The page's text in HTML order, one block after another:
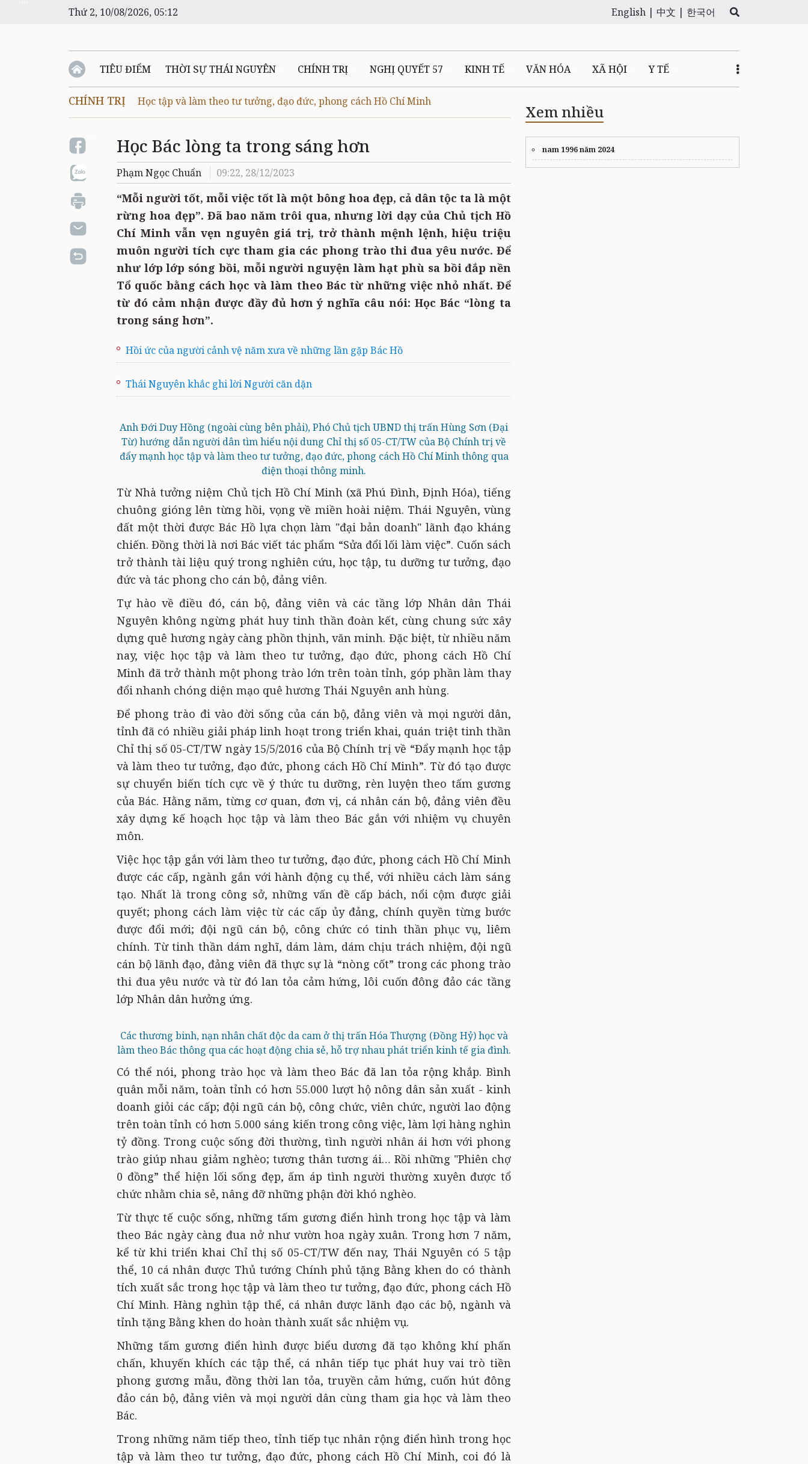
Thứ 2, 10/08/2026, 05:12 English | 中文 | 한국어
TIÊU ĐIỂM THỜI SỰ THÁI NGUYÊN CHÍNH TRỊ NGHỊ QUYẾT 57 KINH TẾ VĂN HÓA XÃ HỘI Y TẾ
CHÍNH TRỊ Học tập và làm theo tư tưởng, đạo đức, phong cách Hồ Chí Minh
Học Bác lòng ta trong sáng hơn
Phạm Ngọc Chuẩn 09:22, 28/12/2023
“Mỗi người tốt, mỗi việc tốt là một bông hoa đẹp, cả dân tộc ta là một
rừng hoa đẹp”. Đã bao năm trôi qua, nhưng lời dạy của Chủ tịch Hồ
Chí Minh vẫn vẹn nguyên giá trị, trở thành mệnh lệnh, hiệu triệu
muôn người tích cực tham gia các phong trào thi đua yêu nước. Để
như lớp lớp sóng bồi, mỗi người nguyện làm hạt phù sa bồi đắp nền
Tổ quốc bằng cách học và làm theo Bác từ những việc nhỏ nhất. Để
từ đó cảm nhận được đầy đủ hơn ý nghĩa câu nói: Học Bác “lòng ta
trong sáng hơn”.
Hồi ức của người cảnh vệ năm xưa về những lần gặp Bác Hồ
Thái Nguyên khắc ghi lời Người căn dặn
Anh Đới Duy Hồng (ngoài cùng bên phải), Phó Chủ tịch UBND thị trấn Hùng Sơn (Đại
Từ) hướng dẫn người dân tìm hiểu nội dung Chỉ thị số 05-CT/TW của Bộ Chính trị về
đẩy mạnh học tập và làm theo tư tưởng, đạo đức, phong cách Hồ Chí Minh thông qua
điện thoại thông minh.
Từ Nhà tưởng niệm Chủ tịch Hồ Chí Minh (xã Phú Đình, Định Hóa), tiếng
chuông gióng lên từng hồi, vọng về miền hoài niệm. Thái Nguyên, vùng
đất một thời được Bác Hồ lựa chọn làm "đại bản doanh" lãnh đạo kháng
chiến. Đồng thời là nơi Bác viết tác phẩm “Sửa đổi lối làm việc”. Cuốn sách
trở thành tài liệu quý trong nghiên cứu, học tập, tu dưỡng tư tưởng, đạo
đức và tác phong cho cán bộ, đảng viên.
Tự hào về điều đó, cán bộ, đảng viên và các tầng lớp Nhân dân Thái
Nguyên không ngừng phát huy tinh thần đoàn kết, cùng chung sức xây
dựng quê hương ngày càng phồn thịnh, văn minh. Đặc biệt, từ nhiều năm
nay, việc học tập và làm theo tư tưởng, đạo đức, phong cách Hồ Chí
Minh đã trở thành một phong trào lớn trên toàn tỉnh, góp phần làm thay
đổi nhanh chóng diện mạo quê hương Thái Nguyên anh hùng.
Để phong trào đi vào đời sống của cán bộ, đảng viên và mọi người dân,
tỉnh đã có nhiều giải pháp linh hoạt trong triển khai, quán triệt tinh thần
Chỉ thị số 05-CT/TW ngày 15/5/2016 của Bộ Chính trị về “Đẩy mạnh học tập
và làm theo tư tưởng, đạo đức, phong cách Hồ Chí Minh”. Từ đó tạo được
sự chuyển biến tích cực về ý thức tu dưỡng, rèn luyện theo tấm gương
của Bác. Hằng năm, từng cơ quan, đơn vị, cá nhân cán bộ, đảng viên đều
xây dựng kế hoạch học tập và làm theo Bác gắn với nhiệm vụ chuyên
môn.
Việc học tập gắn với làm theo tư tưởng, đạo đức, phong cách Hồ Chí Minh
được các cấp, ngành gắn với hành động cụ thể, với nhiều cách làm sáng
tạo. Nhất là trong công sở, những vấn đề cấp bách, nổi cộm được giải
quyết; phong cách làm việc từ các cấp ủy đảng, chính quyền từng bước
được đổi mới; đội ngũ cán bộ, công chức có tinh thần phục vụ, liêm
chính. Từ tinh thần dám nghĩ, dám làm, dám chịu trách nhiệm, đội ngũ
cán bộ lãnh đạo, đảng viên đã thực sự là “nòng cốt” trong các phong trào
thi đua yêu nước và từ đó lan tỏa cảm hứng, lôi cuốn đông đảo các tầng
lớp Nhân dân hưởng ứng.
Các thương binh, nạn nhân chất độc da cam ở thị trấn Hóa Thượng (Đồng Hỷ) học và
làm theo Bác thông qua các hoạt động chia sẻ, hỗ trợ nhau phát triển kinh tế gia đình.
Có thể nói, phong trào học và làm theo Bác đã lan tỏa rộng khắp. Bình
quân mỗi năm, toàn tỉnh có hơn 55.000 lượt hộ nông dân sản xuất - kinh
doanh giỏi các cấp; đội ngũ cán bộ, công chức, viên chức, người lao động
trên toàn tỉnh có hơn 5.000 sáng kiến trong công việc, làm lợi hàng nghìn
tỷ đồng. Trong cuộc sống đời thường, tình người nhân ái hơn với phong
trào giúp nhau giảm nghèo; tương thân tương ái… Rồi những "Phiên chợ
0 đồng” thể hiện lối sống đẹp, ấm áp tình người thường xuyên được tổ
chức nhằm chia sẻ, nâng đỡ những phận đời khó nghèo.
Từ thực tế cuộc sống, những tấm gương điển hình trong học tập và làm
theo Bác ngày càng đua nở như vườn hoa ngày xuân. Trong hơn 7 năm,
kể từ khi triển khai Chỉ thị số 05-CT/TW đến nay, Thái Nguyên có 5 tập
thể, 10 cá nhân được Thủ tướng Chính phủ tặng Bằng khen do có thành
tích xuất sắc trong học tập và làm theo tư tưởng, đạo đức, phong cách Hồ
Chí Minh. Hàng nghìn tập thể, cá nhân được lãnh đạo các bộ, ngành và
tỉnh tặng Bằng khen do hoàn thành xuất sắc nhiệm vụ.
Những tấm gương điển hình được biểu dương đã tạo không khí phấn
chấn, khuyến khích các tập thể, cá nhân tiếp tục phát huy vai trò tiền
phong gương mẫu, đồng thời lan tỏa, truyền cảm hứng, cuốn hút đông
đảo cán bộ, đảng viên và mọi người dân cùng tham gia học và làm theo
Bác.
Trong những năm tiếp theo, tỉnh tiếp tục nhân rộng điển hình trong học
tập và làm theo tư tưởng, đạo đức, phong cách Hồ Chí Minh, coi đó là
Xem nhiều
nam 1996 năm 2024